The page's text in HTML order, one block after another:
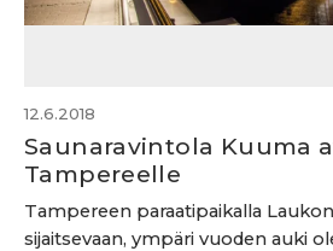
12.6.2018
Saunaravintola Kuuma
Tampereelle
Tampereen paraatipaikalla
sijaitsevaan, ympäri vuoden auki